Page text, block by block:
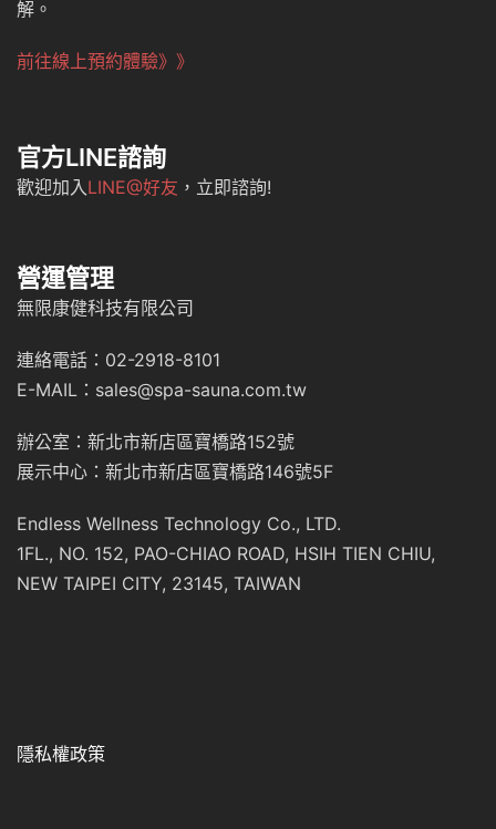
解。
前往線上預約體驗》》
官方LINE諮詢
歡迎加入LINE@好友 ，立即諮詢!
營運管理
無限康健科技有限公司
連絡電話：02-2918-8101
E-MAIL：sales@spa-sauna.com.tw
辦公室：新北市新店區寶橋路152號
展示中心：新北市新店區寶橋路146號5F
Endless Wellness Technology Co., LTD.
1FL., NO. 152, PAO-CHIAO ROAD, HSIH TIEN CHIU,
NEW TAIPEI CITY, 23145, TAIWAN
隱私權政策